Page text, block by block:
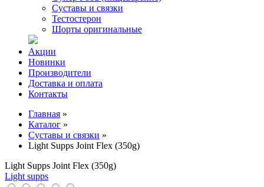
Суставы и связки
Тестостерон
Шорты оригинальные
Акции
Новинки
Производители
Доставка и оплата
Контакты
Главная »
Каталог »
Суставы и связки »
Light Supps Joint Flex (350g)
Light Supps Joint Flex (350g)
Light supps